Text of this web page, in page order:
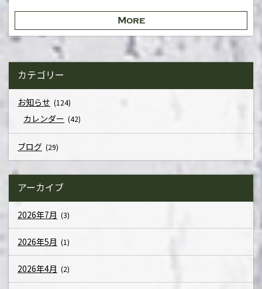
More
カテゴリー
お知らせ (124)
カレンダー (42)
ブログ (29)
アーカイブ
2026年7月 (3)
2026年5月 (1)
2026年4月 (2)